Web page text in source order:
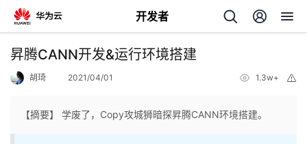
开发者
返
昇腾CANN开发&运行环境搭建
胡琦 2021/04/01 1.3w+
【摘要】 学废了，Copy攻城狮暗探昇腾CANN环境搭建。